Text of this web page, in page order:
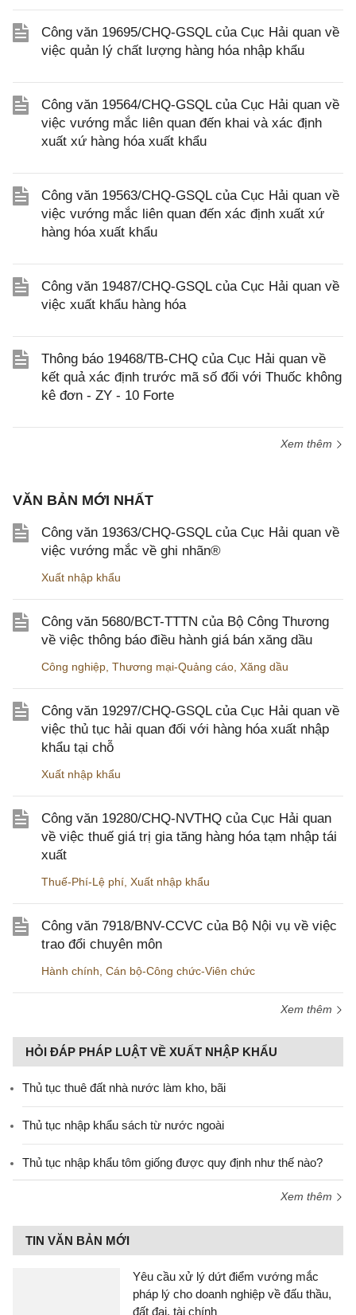
Công văn 19695/CHQ-GSQL của Cục Hải quan về
việc quản lý chất lượng hàng hóa nhập khẩu
Công văn 19564/CHQ-GSQL của Cục Hải quan về
việc vướng mắc liên quan đến khai và xác định
xuất xứ hàng hóa xuất khẩu
Công văn 19563/CHQ-GSQL của Cục Hải quan về
việc vướng mắc liên quan đến xác định xuất xứ
hàng hóa xuất khẩu
Công văn 19487/CHQ-GSQL của Cục Hải quan về
việc xuất khẩu hàng hóa
Thông báo 19468/TB-CHQ của Cục Hải quan về
kết quả xác định trước mã số đối với Thuốc không
kê đơn - ZY - 10 Forte
Xem thêm
VĂN BẢN MỚI NHẤT
Công văn 19363/CHQ-GSQL của Cục Hải quan về
việc vướng mắc về ghi nhãn®
Xuất nhập khẩu
Công văn 5680/BCT-TTTN của Bộ Công Thương
về việc thông báo điều hành giá bán xăng dầu
Công nghiệp Thương mại-Quảng cáo Xăng dầu
Công văn 19297/CHQ-GSQL của Cục Hải quan về
việc thủ tục hải quan đối với hàng hóa xuất nhập
khẩu tại chỗ
Xuất nhập khẩu
Công văn 19280/CHQ-NVTHQ của Cục Hải quan
về việc thuế giá trị gia tăng hàng hóa tạm nhập tái
xuất
Thuế-Phí-Lệ phí Xuất nhập khẩu
Công văn 7918/BNV-CCVC của Bộ Nội vụ về việc
trao đổi chuyên môn
Hành chính Cán bộ-Công chức-Viên chức
Xem thêm
HỎI ĐÁP PHÁP LUẬT VỀ XUẤT NHẬP KHẨU
Thủ tục thuê đất nhà nước làm kho, bãi
Thủ tục nhập khẩu sách từ nước ngoài
Thủ tục nhập khẩu tôm giống được quy định như thế nào?
Xem thêm
TIN VĂN BẢN MỚI
Yêu cầu xử lý dứt điểm vướng mắc
pháp lý cho doanh nghiệp về đấu thầu,
đất đai, tài chính